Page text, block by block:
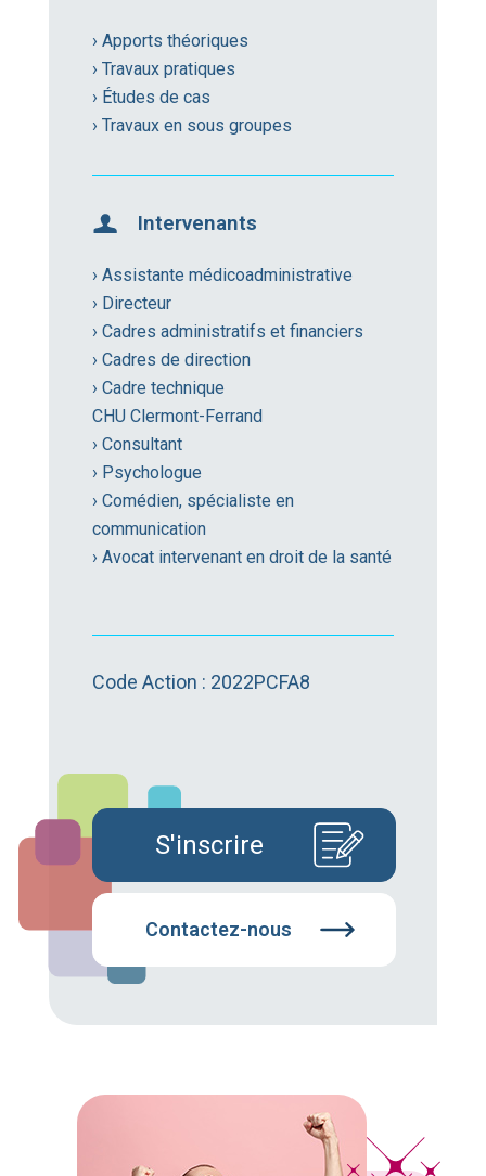
› Apports théoriques
› Travaux pratiques
› Études de cas
› Travaux en sous groupes
Intervenants
› Assistante médicoadministrative
› Directeur
› Cadres administratifs et financiers
› Cadres de direction
› Cadre technique
CHU Clermont-Ferrand
› Consultant
› Psychologue
› Comédien, spécialiste en
communication
› Avocat intervenant en droit de la santé
Code Action : 2022PCFA8
S'inscrire
Contactez-nous